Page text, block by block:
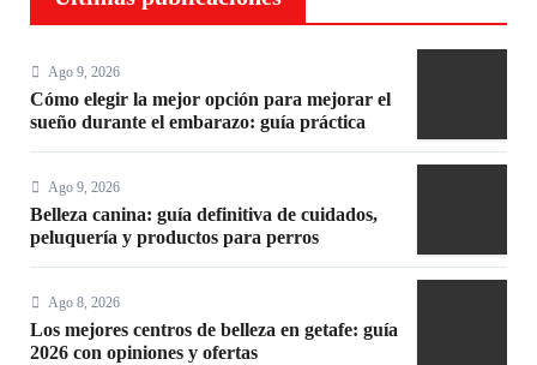
Ago 9, 2026
Cómo elegir la mejor opción para mejorar el
sueño durante el embarazo: guía práctica
Ago 9, 2026
Belleza canina: guía definitiva de cuidados,
peluquería y productos para perros
Ago 8, 2026
Los mejores centros de belleza en getafe: guía
2026 con opiniones y ofertas